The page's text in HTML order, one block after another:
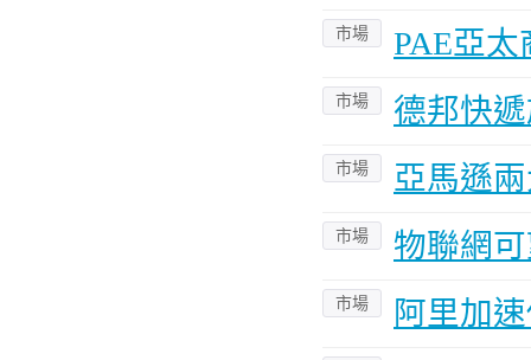
市場 PAE亞
市場 德邦快
市場 亞馬遜
市場 物聯網
市場 阿里加